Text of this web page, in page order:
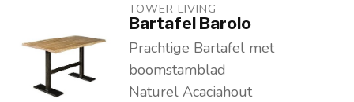
TOWER LIVING
Bartafel Barolo
Prachtige Bartafel met
boomstamblad
Naturel Acaciahout